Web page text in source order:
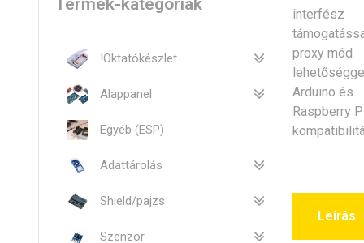
Leírás
Termék-kategóriák
!Oktatókészlet
Alappanel
Egyéb (ESP)
Adattárolás
Shield/pajzs
Szenzor